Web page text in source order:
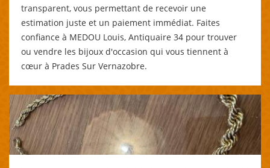
transparent, vous permettant de recevoir une
estimation juste et un paiement immédiat. Faites
confiance à MEDOU Louis, Antiquaire 34 pour trouver
ou vendre les bijoux d'occasion qui vous tiennent à
cœur à Prades Sur Vernazobre.